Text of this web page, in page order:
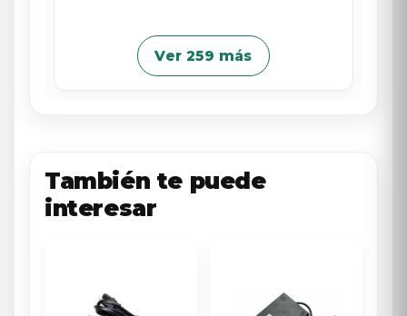
Ver 259 más
También te puede
interesar